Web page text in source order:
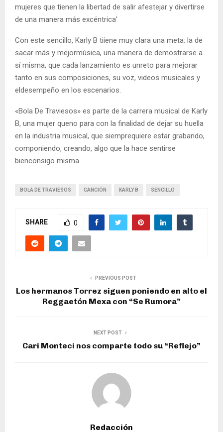
mujeres que tienen la libertad de salir afestejar y divertirse
de una manera más excéntrica’
Con este sencillo, Karly B tiiene muy clara una meta: la de
sacar más y mejormúsica, una manera de demostrarse a
sí misma, que cada lanzamiento es unreto para mejorar
tanto en sus composiciones, su voz, videos musicales y
eldesempeño en los escenarios.
«Bola De Traviesos» es parte de la carrera musical de Karly
B, una mujer queno para con la finalidad de dejar su huella
en la industria musical, que siemprequiere estar grabando,
componiendo, creando, algo que la hace sentirse
bienconsigo misma.
BOLA DE TRAVIESOS CANCIÓN KARLY B SENCILLO
SHARE 0
PREVIOUS POST
Los hermanos Torrez siguen poniendo en alto el
Reggaetón Mexa con “Se Rumora”
NEXT POST
Cari Monteci nos comparte todo su “Reflejo”
Redacción